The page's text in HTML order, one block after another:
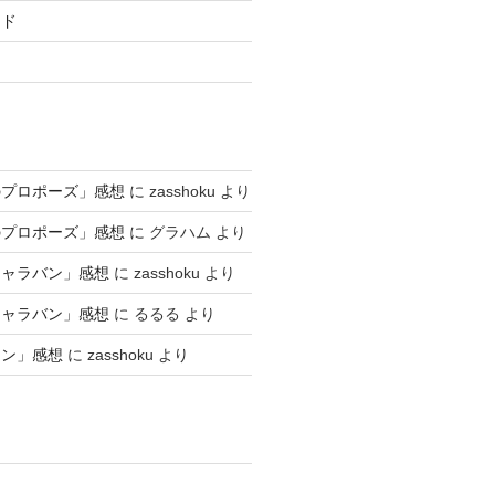
ロポーズ」感想 に zasshoku より
ロポーズ」感想 に グラハム より
ラバン」感想 に zasshoku より
ラバン」感想 に るるる より
」感想 に zasshoku より